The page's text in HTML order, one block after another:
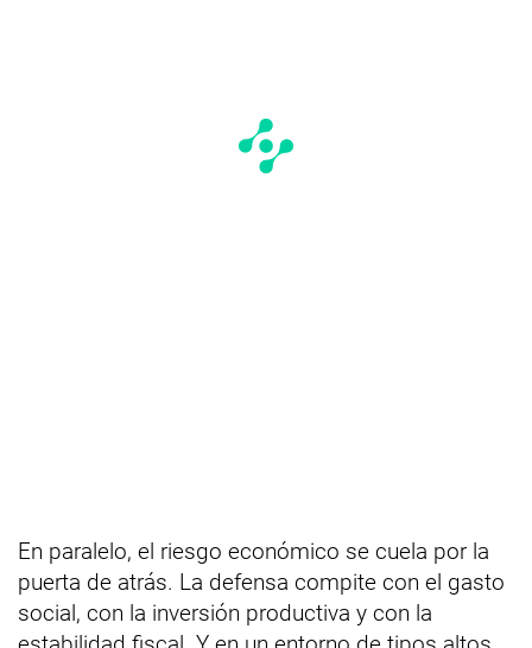
En paralelo, el riesgo económico se cuela por la
puerta de atrás. La defensa compite con el gasto
social, con la inversión productiva y con la